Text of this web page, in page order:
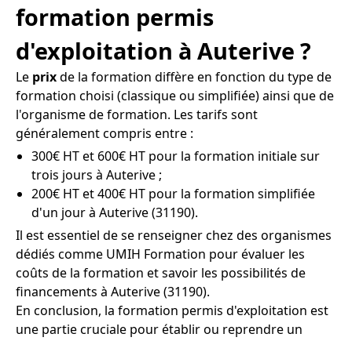
formation permis
d'exploitation à Auterive ?
Le prixde la formation diffère en fonction du type de
formation choisi (classique ou simplifiée) ainsi que de
l'organisme de formation. Les tarifs sont
généralement compris entre :
300€ HT et 600€ HT pour la formation initiale sur
trois jours à Auterive ;
200€ HT et 400€ HT pour la formation simplifiée
d'un jour à Auterive (31190).
Il est essentiel de se renseigner chez des organismes
dédiés comme UMIH Formation pour évaluer les
coûts de la formation et savoir les possibilités de
financements à Auterive (31190).
En conclusion, la formation permis d'exploitation est
une partie cruciale pour établir ou reprendre un